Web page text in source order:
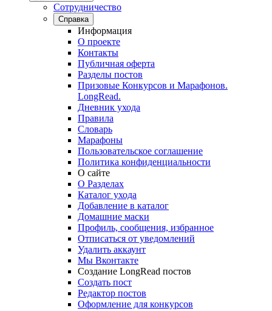
Сотрудничество
Справка
Информация
О проекте
Контакты
Публичная оферта
Разделы постов
Призовые Конкурсов и Марафонов.
LongRead.
Дневник ухода
Правила
Словарь
Марафоны
Пользовательское соглашение
Политика конфиденциальности
О сайте
О Разделах
Каталог ухода
Добавление в каталог
Домашние маски
Профиль, сообщения, избранное
Отписаться от уведомлений
Удалить аккаунт
Мы Вконтакте
Создание LongRead постов
Создать пост
Редактор постов
Оформление для конкурсов